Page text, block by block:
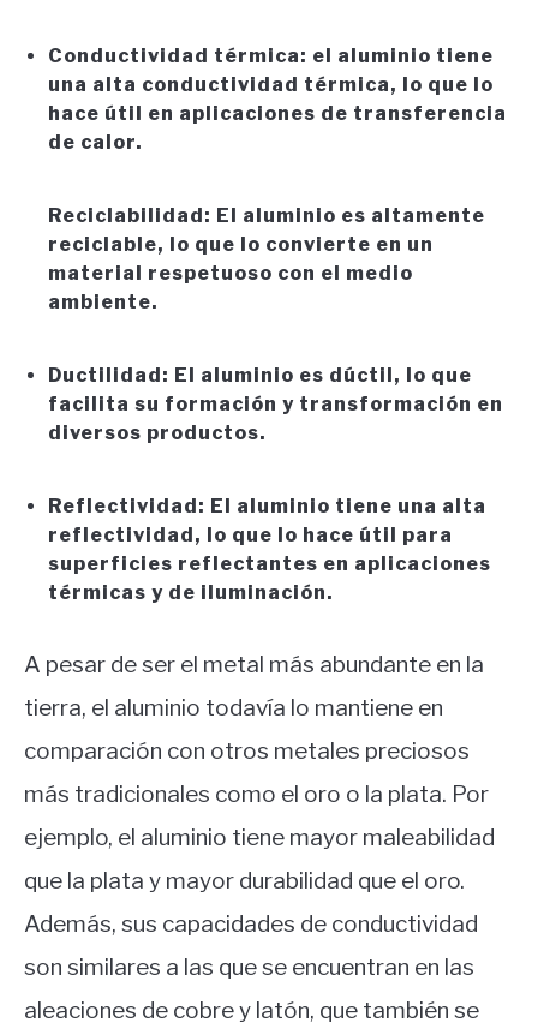
Conductividad térmica: el aluminio tiene
una alta conductividad térmica, lo que lo
hace útil en aplicaciones de transferencia
de calor.
Reciclabilidad: El aluminio es altamente
reciclable, lo que lo convierte en un
material respetuoso con el medio
ambiente.
Ductilidad: El aluminio es dúctil, lo que
facilita su formación y transformación en
diversos productos.
Reflectividad: El aluminio tiene una alta
reflectividad, lo que lo hace útil para
superficies reflectantes en aplicaciones
térmicas y de iluminación.
A pesar de ser el metal más abundante en la
tierra, el aluminio todavía lo mantiene en
comparación con otros metales preciosos
más tradicionales como el oro o la plata. Por
ejemplo, el aluminio tiene mayor maleabilidad
que la plata y mayor durabilidad que el oro.
Además, sus capacidades de conductividad
son similares a las que se encuentran en las
aleaciones de cobre y latón, que también se